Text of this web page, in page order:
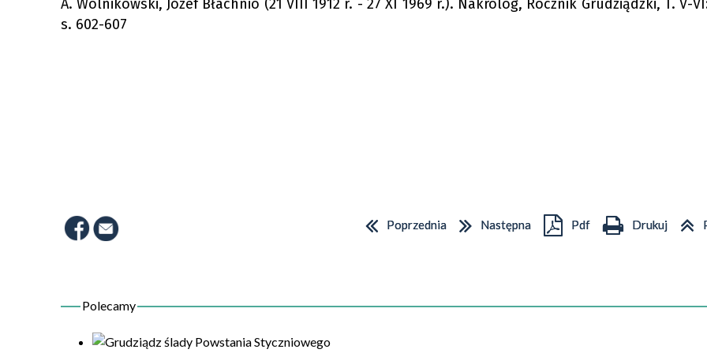
A. Wolnikowski, Józef Błachnio (21 VIII 1912 r. - 27 XI 1969 r.). Nakrolog, Rocznik Grudziądzki, T. V-
s. 602-607
Poprzednia Następna Pdf Drukuj